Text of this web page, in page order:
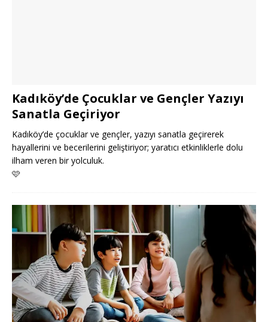
Kadıköy’de Çocuklar ve Gençler Yazıyı
Sanatla Geçiriyor
Kadıköy’de çocuklar ve gençler, yazıyı sanatla geçirerek
hayallerini ve becerilerini geliştiriyor; yaratıcı etkinliklerle dolu
ilham veren bir yolculuk.
🩷